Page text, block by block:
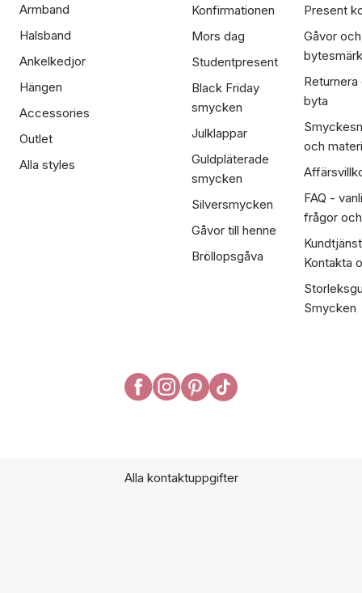
Armband
Halsband
Ankelkedjor
Hängen
Accessories
Outlet
Alla styles
Konfirmationen
Mors dag
Studentpresent
Black Friday
smycken
Julklappar
Guldpläterade
smycken
Silversmycken
Gåvor till henne
Bröllopsgåva
Present
Gåvor och
Returnera
byta
och
FAQ -
frågor
Kontakta
Smycken
Alla kontaktuppgifter